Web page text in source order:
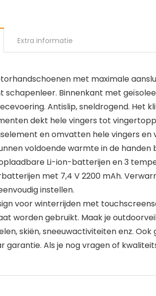
Extra informatie
met maximale
schapenleer. Binnenkant met
Antislip, sneldrogend. Het
dekt hele vingers tot
en omvatten hele vingers
voldoende warmte in de
oplaadbare Li-ion-batterijen en 3
met 7,4 V 2200 mAh.
instellen.
voor winterrijden met
worden gebruikt. Maak je
skiën, sneeuwactiviteiten enz.
garantie. Als je nog vragen of